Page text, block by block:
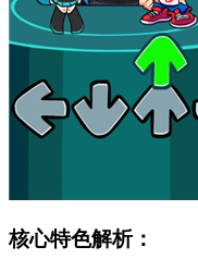
核心特色解析：